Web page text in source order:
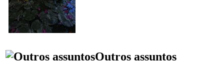
Outros assuntos